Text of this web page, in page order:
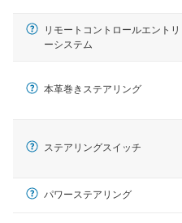
リモートコントロールエントリ
ーシステム
本革巻きステアリング
ステアリングスイッチ
パワーステアリング